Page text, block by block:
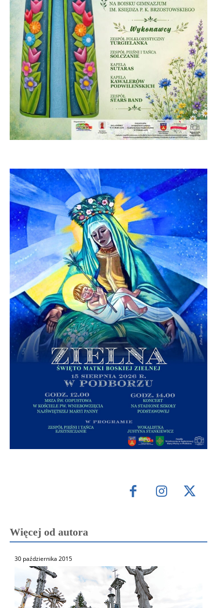
Więcej od autora
30 października 2015